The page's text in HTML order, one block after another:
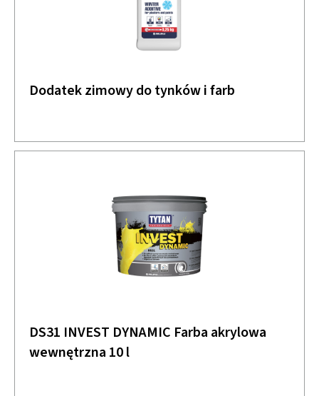
Dodatek zimowy do tynków i farb
DS31 INVEST DYNAMIC Farba akrylowa
wewnętrzna 10 l